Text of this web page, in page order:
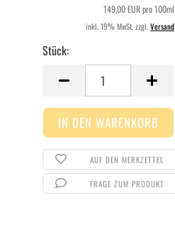
149,00 EUR pro 100ml
inkl. 19% MwSt. zzgl.Versand
Stück:
Stück
AUF DEN MERKZETTEL
FRAGE ZUM PRODUKT